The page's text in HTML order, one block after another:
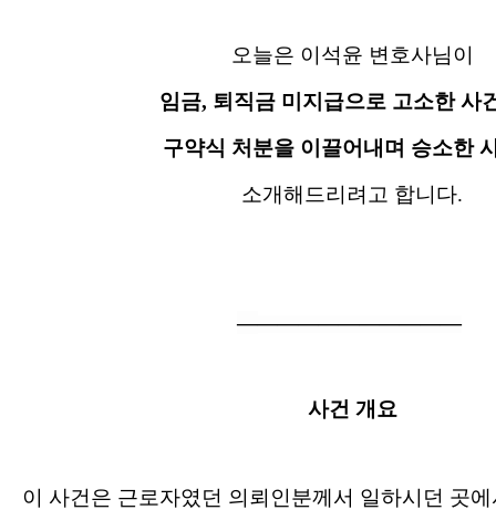
오늘은 이석윤 변호사님이
임금, 퇴직금 미지급으로 고소한 사
구약식 처분을 이끌어내며 승소한
소개해드리려고 합니다.
―――――――――――
사건 개요
이 사건은 근로자였던 의뢰인분께서 일하시던 곳